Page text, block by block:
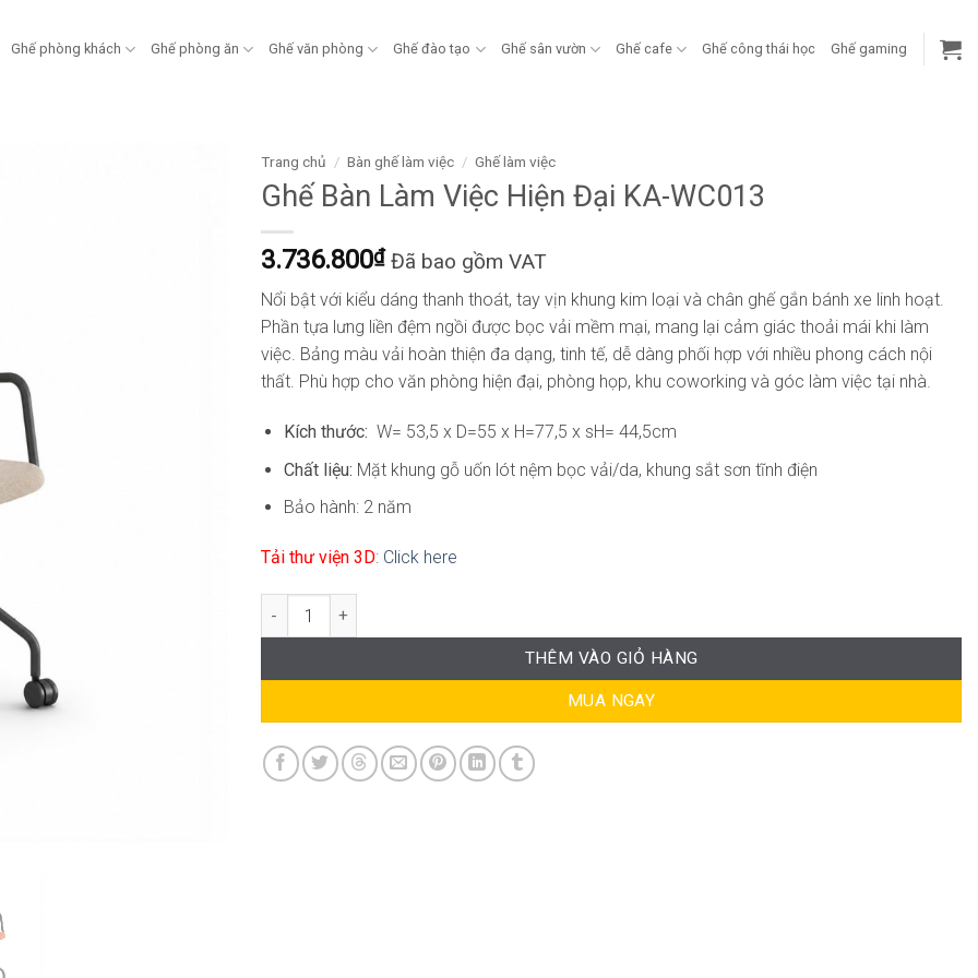
Ghế phòng khách Ghế phòng ăn Ghế văn phòng Ghế đào tạo Ghế sân vườn Ghế cafe Ghế công thái học Ghế gaming
Trang chủ / Bàn ghế làm việc / Ghế làm việc
Ghế Bàn Làm Việc Hiện Đại KA-WC013
3.736.800₫ Đã bao gồm VAT
Nổi bật với kiểu dáng thanh thoát, tay vịn khung kim loại và chân ghế gắn bánh xe linh hoạt.
Phần tựa lưng liền đệm ngồi được bọc vải mềm mại, mang lại cảm giác thoải mái khi làm
việc. Bảng màu vải hoàn thiện đa dạng, tinh tế, dễ dàng phối hợp với nhiều phong cách nội
thất. Phù hợp cho văn phòng hiện đại, phòng họp, khu coworking và góc làm việc tại nhà.
Kích thước: W= 53,5 x D=55 x H=77,5 x sH= 44,5cm
Chất liệu: Mặt khung gỗ uốn lót nệm bọc vải/da, khung sắt sơn tĩnh điện
Bảo hành: 2 năm
Tải thư viện 3D: Click here
Ghế Bàn Làm Việc Hiện Đại KA-WC013 số lượng
THÊM VÀO GIỎ HÀNG
MUA NGAY